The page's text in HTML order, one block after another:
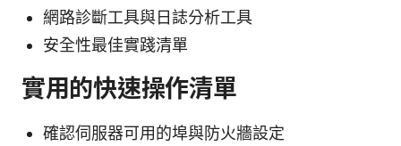
網路診斷工具與日誌分析工具
安全性最佳實踐清單
實用的快速操作清單
確認伺服器可用的埠與防火牆設定